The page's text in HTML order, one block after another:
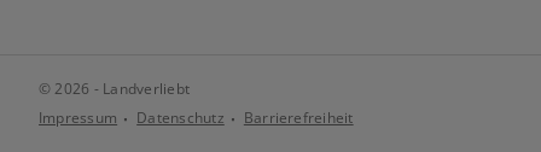
© 2026 - Landverliebt
Impressum
Datenschutz Barrierefreiheit